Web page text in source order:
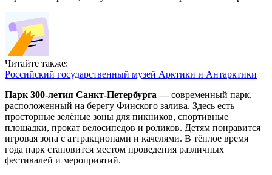
Читайте также:
Российский государственный музей Арктики и Антарктики
Парк 300-летия Санкт-Петербурга —современный парк,
расположенный на берегу Финского залива. Здесь есть
просторные зелёные зоны для пикников, спортивные
площадки, прокат велосипедов и роликов. Детям понравится
игровая зона с аттракционами и качелями. В тёплое время
года парк становится местом проведения различных
фестивалей и мероприятий.